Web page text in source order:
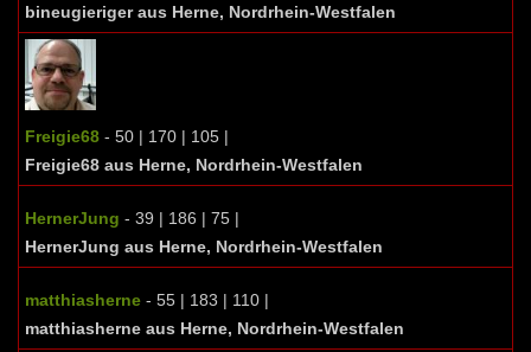
bineugieriger aus Herne, Nordrhein-Westfalen
Freigie68 - 50 | 170 | 105 |
Freigie68 aus Herne, Nordrhein-Westfalen
HernerJung - 39 | 186 | 75 |
HernerJung aus Herne, Nordrhein-Westfalen
matthiasherne - 55 | 183 | 110 |
matthiasherne aus Herne, Nordrhein-Westfalen